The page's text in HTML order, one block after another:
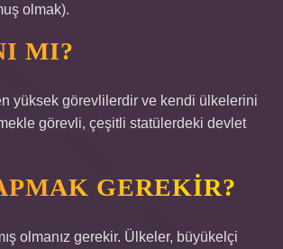
olmak).
MI?
yüksek görevlilerdir ve kendi ülkelerini
görevli, çeşitli statülerdeki devlet
GEREKIR?
olmanız gerekir. Ülkeler, büyükelçi